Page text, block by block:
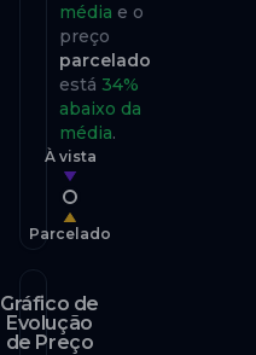
média e o
preço
parcelado
está 34%
abaixo da
média.
À vista
Parcelado
Gráfico de
Evolução
de Preço